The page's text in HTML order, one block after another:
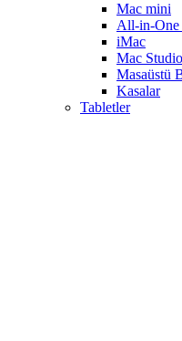
Mac mini
All-in-One
iMac
Mac Studio
Masaüstü
Kasalar
Tabletler